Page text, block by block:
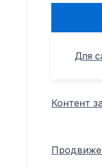
Для
Контент